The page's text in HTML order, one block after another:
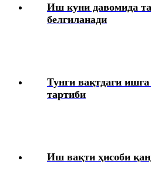
Иш куни давомида
белгиланади
Тунги вақтдаги
тартиби
Иш вақти ҳисоби